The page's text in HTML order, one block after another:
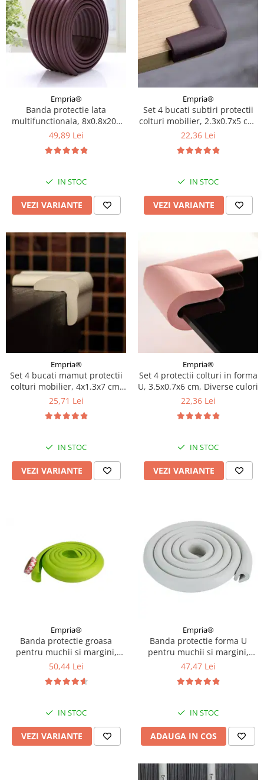
Empria®
Banda protectie lata
multifunctionala, 8x0.8x200
cm, Diverse culori
49,89 Lei
IN STOC
VEZI VARIANTE
Empria®
Set 4 bucati subtiri protectii
colturi mobilier, 2.3x0.7x5 cm,
Diverse culori
22,36 Lei
IN STOC
VEZI VARIANTE
Empria®
Set 4 bucati mamut protectii
colturi mobilier, 4x1.3x7 cm,
Diverse culori
25,71 Lei
IN STOC
VEZI VARIANTE
Empria®
Set 4 protectii colturi in forma
U, 3.5x0.7x6 cm, Diverse culori
22,36 Lei
IN STOC
VEZI VARIANTE
Empria®
Banda protectie groasa
pentru muchii si margini,
3.5x1.2x200 cm, Diverse culori
50,44 Lei
IN STOC
VEZI VARIANTE
Empria®
Banda protectie forma U
pentru muchii si margini,
3.5x0.7x200 cm, Gri
47,47 Lei
IN STOC
ADAUGA IN COS